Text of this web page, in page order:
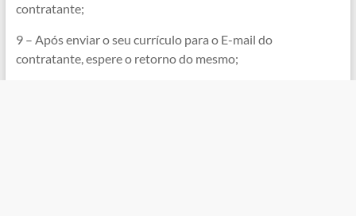
contratante;
9 – Após enviar o seu currículo para o E-mail do
contratante, espere o retorno do mesmo;